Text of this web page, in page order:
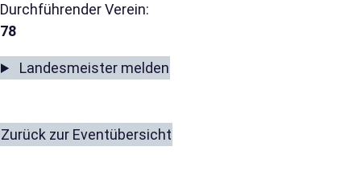
Durchführender Verein:
78
Landesmeister melden
Zurück zur Eventübersicht